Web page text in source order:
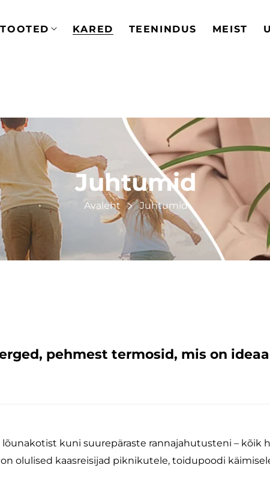
TOOTED KARED TEENINDUS MEIST
Juhtumid
Avaleht Juhtumid
pehmest termosid, mis on
kuni suurepäraste rannajahutusteni – kõik
olulised kaasreisijad piknikutele, toidupoodi